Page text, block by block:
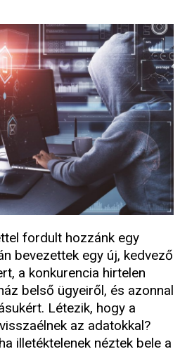
fordult hozzánk egy
bevezettek egy új, kedvező
a konkurencia hirtelen
belső ügyeiről, és azonnal
Létezik, hogy a
az adatokkal?
illetéktelenek néztek bele a